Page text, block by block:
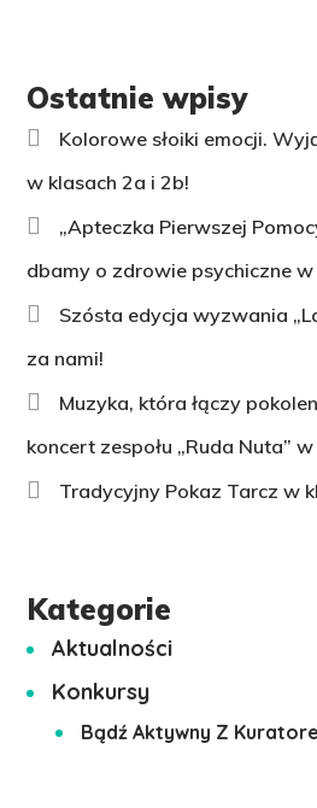
Ostatnie wpisy
Kolorowe słoiki emocji.
w klasach 2a i 2b!
„Apteczka Pierwszej
dbamy o zdrowie psychiczne
Szósta edycja wyzwania
za nami!
Muzyka, która łączy
koncert zespołu „Ruda Nuta”
Tradycyjny Pokaz Tarcz w
Kategorie
Aktualności
Konkursy
Bądź Aktywny Z